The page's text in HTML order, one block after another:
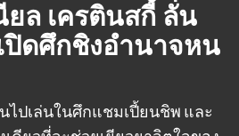
ยล เครตินสกี้ ลั่น
ปิดศึกชิงอำนาจหน
ปเล่นในศึกแชมเปี้ยนชิพ และ